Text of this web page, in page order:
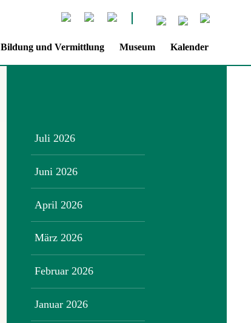
Bildung und Vermittlung Museum Kalender
Juli 2026
Juni 2026
April 2026
März 2026
Februar 2026
Januar 2026